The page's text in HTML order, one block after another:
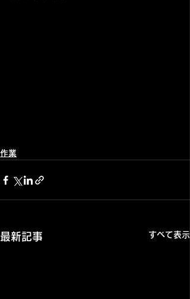
作業
最新記事 すべて表示